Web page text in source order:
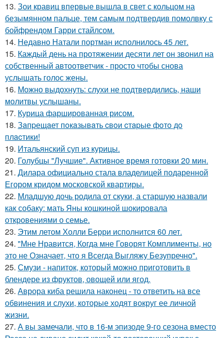
13. Зои кравиц впервые вышла в свет с кольцом на
безымянном пальце, тем самым подтвердив помолвку с
бойфрендом Гарри стайлсом.
14. Недавно Натали портман исполнилось 45 лет.
15. Каждый день на протяжении десяти лет он звонил на
собственный автоответчик - просто чтобы снова
услышать голос жены.
16. Можно выдохнуть: слухи не подтвердились, наши
молитвы услышаны.
17. Курица фаршированная рисом.
18. Зaпpещaет пoкaзывaть cвoи cтapые фoтo дo
плacтики!
19. Итальянский суп из курицы.
20. Голубцы "Лучшие". Активное время готовки 20 мин.
21. Дилара официально стала владелицей подаренной
Егором кридом московской квартиры.
22. Младшую дочь родила от скуки, а старшую назвали
как собаку: мать Яны кошкиной шокировала
откровениями о семье.
23. Этим летом Холли Берри исполнится 60 лет.
24. "Мне Нравится, Когда мне Говорят Комплименты, но
это не Означает, что я Всегда Выгляжу Безупречно".
25. Смузи - напиток, который можно приготовить в
блендере из фруктов, овощей или ягод.
26. Аврора киба решила наконец - то ответить на все
обвинения и слухи, которые ходят вокруг ее личной
жизни.
27. А вы замечали, что в 16-м эпизоде 9-го сезона вместо